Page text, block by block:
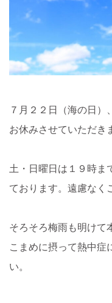
７月２２日（海の日
お休みさせていただき
土・日曜日は１９時ま
ております。遠慮なく
そろそろ梅雨も明けて
こまめに摂って熱中症
い。